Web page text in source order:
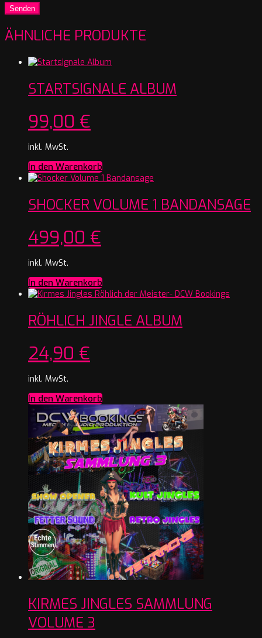
ÄHNLICHE PRODUKTE
STARTSIGNALE ALBUM
99,00 €
inkl. MwSt.
In den Warenkorb
SHOCKER VOLUME 1 BANDANSAGE
499,00 €
inkl. MwSt.
In den Warenkorb
RÖHLICH JINGLE ALBUM
24,90 €
inkl. MwSt.
In den Warenkorb
KIRMES JINGLES SAMMLUNG
VOLUME 3